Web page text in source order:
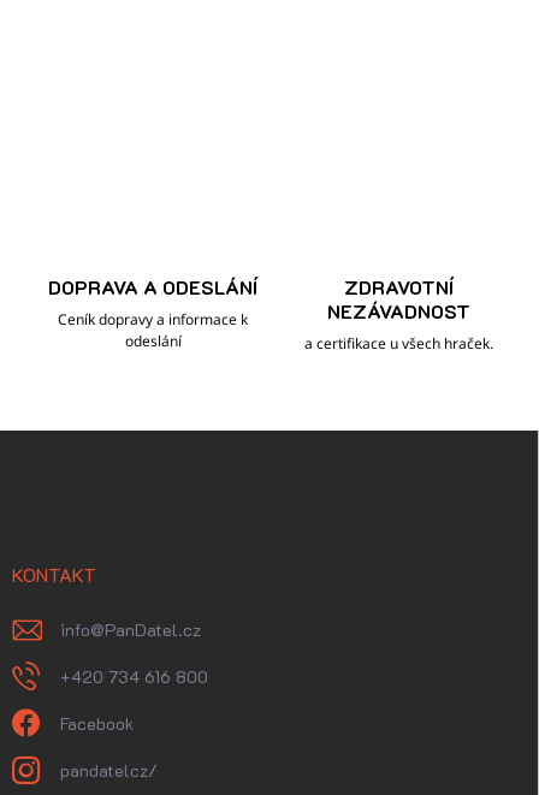
DOPRAVA A ODESLÁNÍ
Ceník dopravy a informace k
odeslání
ZDRAVOTNÍ
NEZÁVADNOST
a certifikace u všech hraček.
KONTAKT
info@PanDatel.cz
+420 734 616 800
Facebook
pandatelcz/